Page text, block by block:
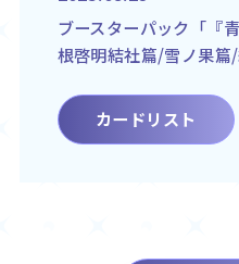
ブースターパック「『
根啓明結社篇/雪ノ果篇/
カードリスト